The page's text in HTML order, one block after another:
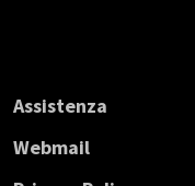
Assistenza
Webmail